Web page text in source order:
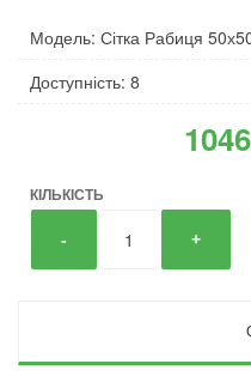
Модель: Сітка Рабиця
Доступність: 8
КІЛЬКІСТЬ
- +